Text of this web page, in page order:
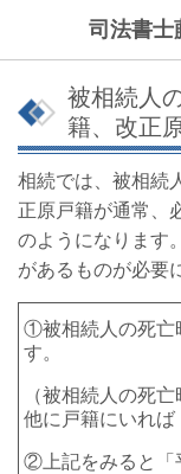
司法書士
被相続人
籍、改正
相続では、被相続
正原戸籍が通常、
のようになります
があるものが必要
①被相続人の死亡
す。
（被相続人の死
他に戸籍にいれ
②上記をみると「